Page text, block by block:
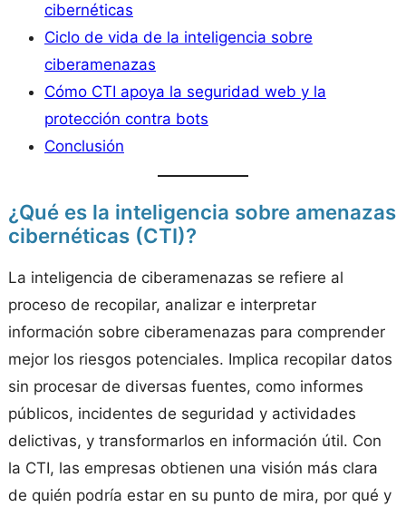
cibernéticas
Ciclo de vida de la inteligencia sobre
ciberamenazas
Cómo CTI apoya la seguridad web y la
protección contra bots
Conclusión
¿Qué es la inteligencia sobre amenazas
cibernéticas (CTI)?
La inteligencia de ciberamenazas se refiere al
proceso de recopilar, analizar e interpretar
información sobre ciberamenazas para comprender
mejor los riesgos potenciales. Implica recopilar datos
sin procesar de diversas fuentes, como informes
públicos, incidentes de seguridad y actividades
delictivas, y transformarlos en información útil. Con
la CTI, las empresas obtienen una visión más clara
de quién podría estar en su punto de mira, por qué y